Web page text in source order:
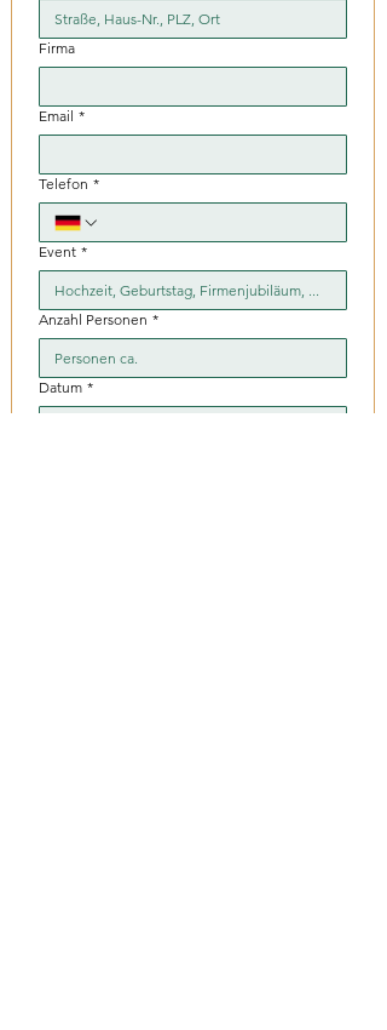
Firma
Email *
Telefon *
Event *
Anzahl Personen *
Datum *